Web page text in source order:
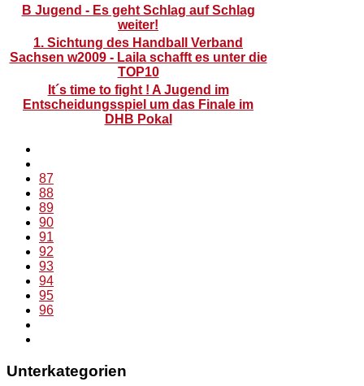
B Jugend - Es geht Schlag auf Schlag
weiter!
1. Sichtung des Handball Verband
Sachsen w2009 - Laila schafft es unter die
TOP10
It´s time to fight ! A Jugend im
Entscheidungsspiel um das Finale im
DHB Pokal
87
88
89
90
91
92
93
94
95
96
Unterkategorien